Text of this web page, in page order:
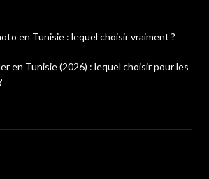
en Tunisie : lequel choisir vraiment ?
en Tunisie (2026) : lequel choisir pour les